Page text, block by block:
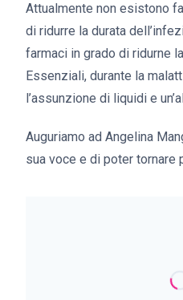
Attualmente non esistono
di ridurre la durata
farmaci in grado di ridurne
Essenziali, durante la
l’assunzione di liquidi e
Auguriamo ad Angelina
sua voce e di poter tornare